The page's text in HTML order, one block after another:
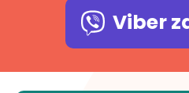
Viber